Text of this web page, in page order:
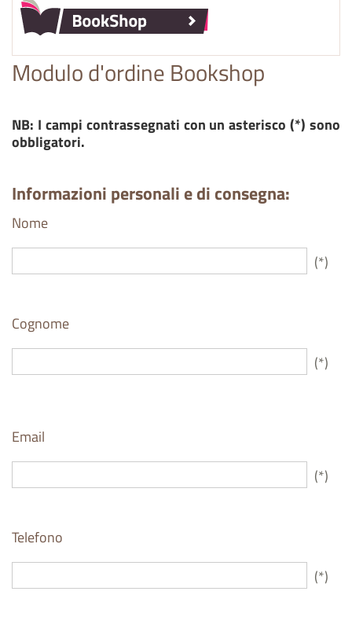
Modulo d'ordine Bookshop
NB: I campi contrassegnati con un asterisco (*) sono
obbligatori.
Informazioni personali e di consegna:
Nome
(*)
Cognome
(*)
Email
(*)
Telefono
(*)